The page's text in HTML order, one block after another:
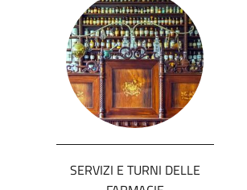
SERVIZI E TURNI DELLE